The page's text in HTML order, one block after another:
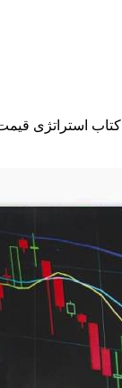
کتاب استراتژی